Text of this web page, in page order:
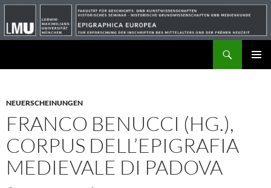
NEUERSCHEINUNGEN
FRANCO BENUCCI (HG.),
CORPUS DELL’EPIGRAFIA
MEDIEVALE DI PADOVA